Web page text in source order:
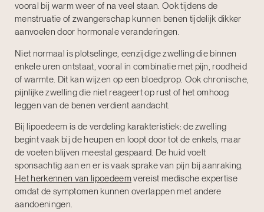
vooral bij warm weer of na veel staan. Ook tijdens de
menstruatie of zwangerschap kunnen benen tijdelijk dikker
aanvoelen door hormonale veranderingen.
Niet normaal is plotselinge, eenzijdige zwelling die binnen
enkele uren ontstaat, vooral in combinatie met pijn, roodheid
of warmte. Dit kan wijzen op een bloedprop. Ook chronische,
pijnlijke zwelling die niet reageert op rust of het omhoog
leggen van de benen verdient aandacht.
Bij lipoedeem is de verdeling karakteristiek: de zwelling
begint vaak bij de heupen en loopt door tot de enkels, maar
de voeten blijven meestal gespaard. De huid voelt
sponsachtig aan en er is vaak sprake van pijn bij aanraking.
Het herkennen van lipoedeem vereist medische expertise
omdat de symptomen kunnen overlappen met andere
aandoeningen.